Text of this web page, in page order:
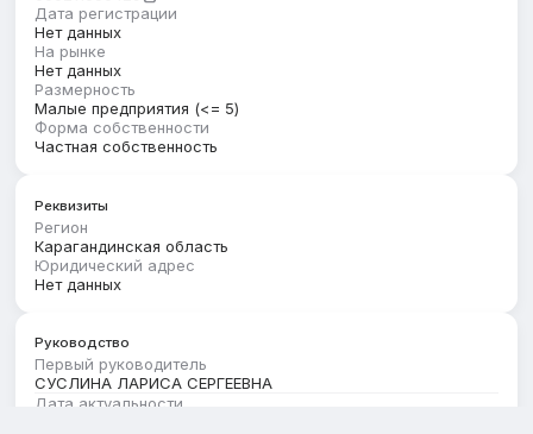
Дата регистрации
Нет данных
На рынке
Нет данных
Размерность
Малые предприятия (<= 5)
Форма собственности
Частная собственность
Реквизиты
Регион
Карагандинская область
Юридический адрес
Нет данных
Руководство
Первый руководитель
СУСЛИНА ЛАРИСА СЕРГЕЕВНА
Дата актуальности